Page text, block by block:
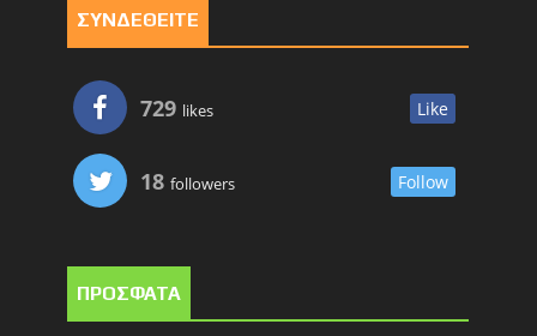
ΣΥΝΔΕΘΕΙΤΕ
729 likes Like
18 followers Follow
ΠΡΟΣΦΑΤΑ